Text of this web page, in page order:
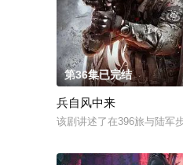
第36集已完结
兵自风中来
该剧讲述了在396旅与陆军